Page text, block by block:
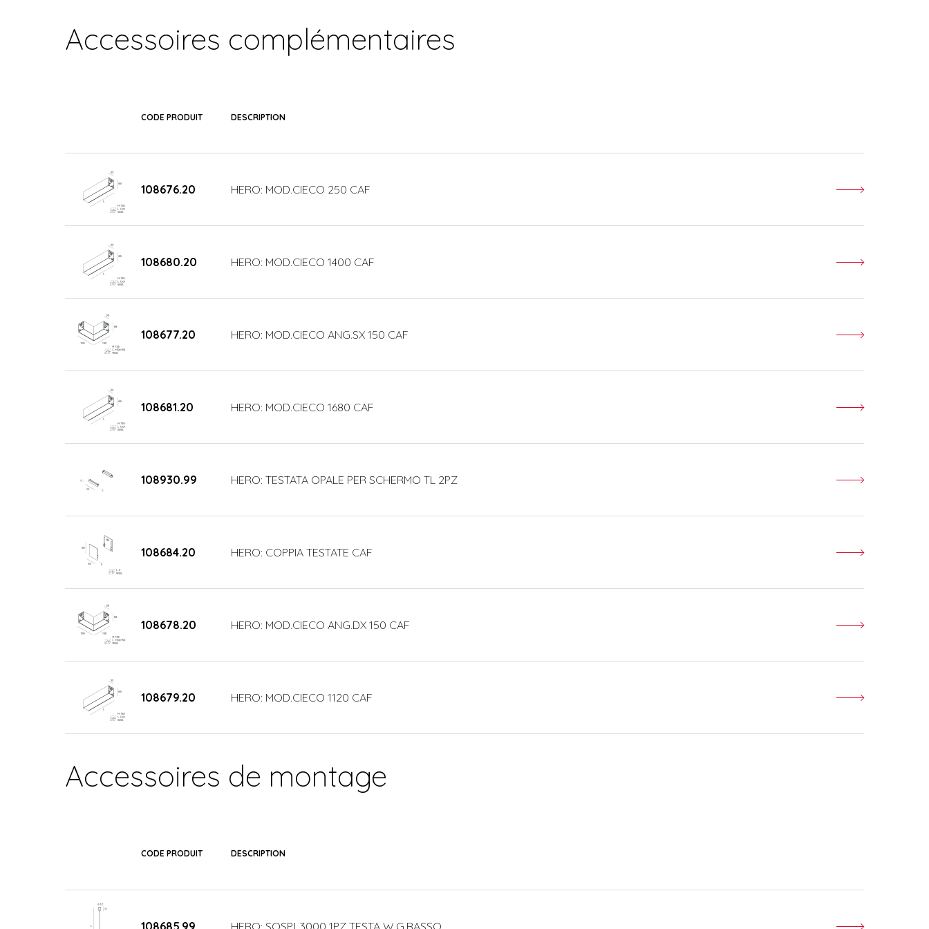
Accessoires complémentaires
CODE PRODUIT DESCRIPTION
108676.20 HERO: MOD.CIECO 250 CAF
108680.20 HERO: MOD.CIECO 1400 CAF
108677.20 HERO: MOD.CIECO ANG.SX 150 CAF
108681.20 HERO: MOD.CIECO 1680 CAF
108930.99 HERO: TESTATA OPALE PER SCHERMO TL 2PZ
108684.20 HERO: COPPIA TESTATE CAF
108678.20 HERO: MOD.CIECO ANG.DX 150 CAF
108679.20 HERO: MOD.CIECO 1120 CAF
Accessoires de montage
CODE PRODUIT DESCRIPTION
108685.99 HERO: SOSP.L3000 1PZ TESTA W.G.BASSO